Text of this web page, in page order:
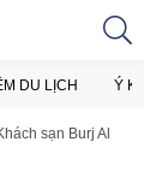
DU LỊCH Ý
sạn Burj Al